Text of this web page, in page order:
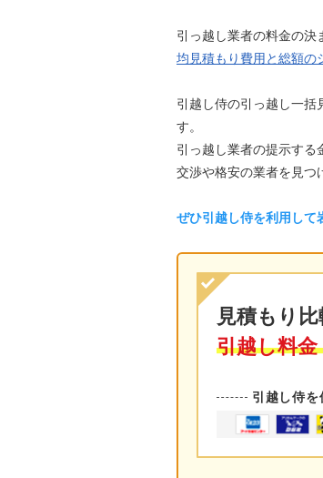
引っ越し業者の料金の決
均見積もり費用と総額の
引越し侍の引っ越し一括
す。
引っ越し業者の提示する
交渉や格安の業者を見つ
ぜひ引越し侍を利用して
見積もり比
引越し料金
引越し侍を